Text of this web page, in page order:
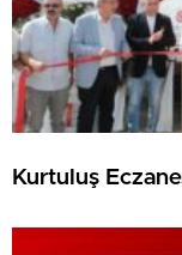
Kurtuluş